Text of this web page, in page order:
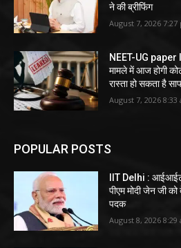
ने की ब्रीफिंग
August 7, 2026 7:27
NEET-UG paper
मामले में आज होगी
रास्ता हो सकता है
August 7, 2026 8:33
POPULAR POSTS
IIT Delhi :
पीएम मोदी जेन जी को
पदक
August 8, 2026 8:29